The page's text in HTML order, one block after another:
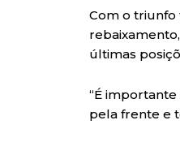
Com o triunfo
últimas
“É
pela frente e